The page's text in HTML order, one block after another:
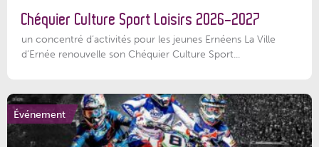
Chéquier Culture Sport Loisirs 2026-2027
un concentré d’activités pour les jeunes Ernéens La Ville
d’Ernée renouvelle son Chéquier Culture Sport...
Événement